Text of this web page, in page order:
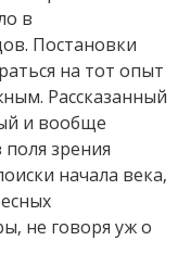
в
Постановки
на тот опыт
Рассказанный
и вообще
зрения
начала века,
не говоря уж о